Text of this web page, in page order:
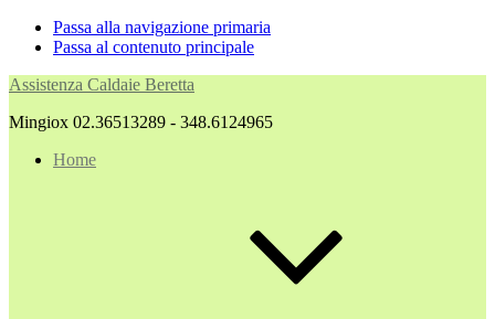
Passa alla navigazione primaria
Passa al contenuto principale
Assistenza Caldaie Beretta
Mingiox 02.36513289 - 348.6124965
Home